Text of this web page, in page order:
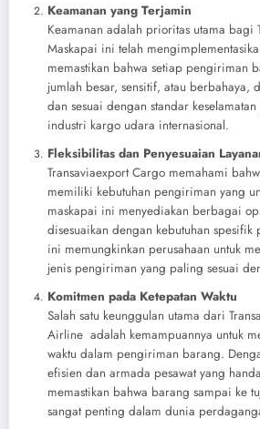
Keamanan yang Terjamin
Keamanan adalah prioritas utama bagi
Maskapai ini telah
memastikan bahwa setiap pengiriman
jumlah besar, sensitif, atau berbahaya,
dan sesuai dengan standar
industri kargo udara internasional.
Fleksibilitas dan Penyesuaian
Transaviaexport Cargo memahami
memiliki kebutuhan pengiriman yang
maskapai ini menyediakan berbagai
disesuaikan dengan kebutuhan spesifik
ini memungkinkan perusahaan untuk
jenis pengiriman yang paling sesuai
Komitmen pada Ketepatan Waktu
Salah satu keunggulan utama dari
Airline adalah kemampuannya untuk
waktu dalam pengiriman barang.
efisien dan armada pesawat yang
memastikan bahwa barang sampai ke
sangat penting dalam dunia